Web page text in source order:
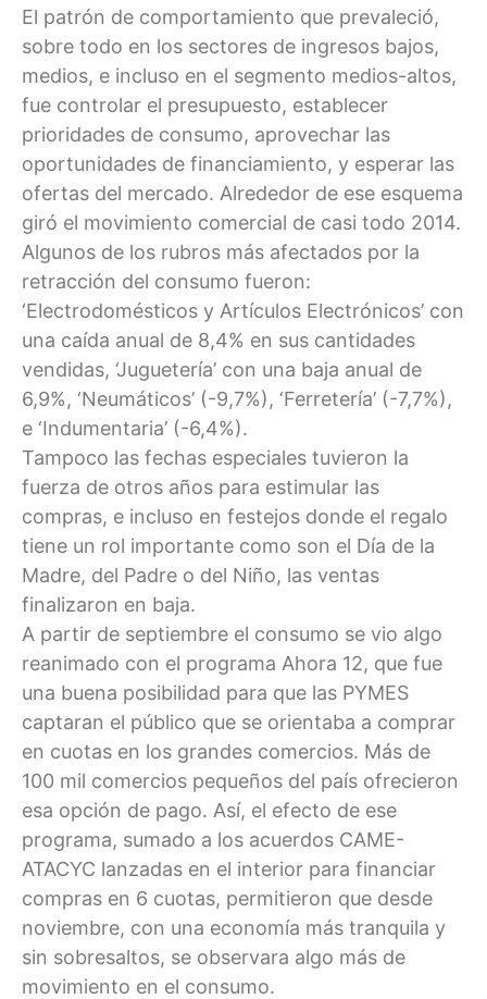
El patrón de comportamiento que prevaleció,
sobre todo en los sectores de ingresos bajos,
medios, e incluso en el segmento medios-altos,
fue controlar el presupuesto, establecer
prioridades de consumo, aprovechar las
oportunidades de financiamiento, y esperar las
ofertas del mercado. Alrededor de ese esquema
giró el movimiento comercial de casi todo 2014.
Algunos de los rubros más afectados por la
retracción del consumo fueron:
‘Electrodomésticos y Artículos Electrónicos’ con
una caída anual de 8,4% en sus cantidades
vendidas, ‘Juguetería’ con una baja anual de
6,9%, ‘Neumáticos’ (-9,7%), ‘Ferretería’ (-7,7%),
e ‘Indumentaria’ (-6,4%).
Tampoco las fechas especiales tuvieron la
fuerza de otros años para estimular las
compras, e incluso en festejos donde el regalo
tiene un rol importante como son el Día de la
Madre, del Padre o del Niño, las ventas
finalizaron en baja.
A partir de septiembre el consumo se vio algo
reanimado con el programa Ahora 12, que fue
una buena posibilidad para que las PYMES
captaran el público que se orientaba a comprar
en cuotas en los grandes comercios. Más de
100 mil comercios pequeños del país ofrecieron
esa opción de pago. Así, el efecto de ese
programa, sumado a los acuerdos CAME-
ATACYC lanzadas en el interior para financiar
compras en 6 cuotas, permitieron que desde
noviembre, con una economía más tranquila y
sin sobresaltos, se observara algo más de
movimiento en el consumo.